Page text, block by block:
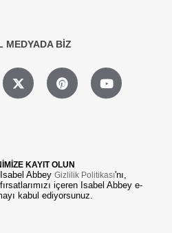
MEDYADA BİZ
KAYIT OLUN
Abbey Gizlilik Politikası'nı,
içeren Isabel Abbey e-
kabul ediyorsunuz.